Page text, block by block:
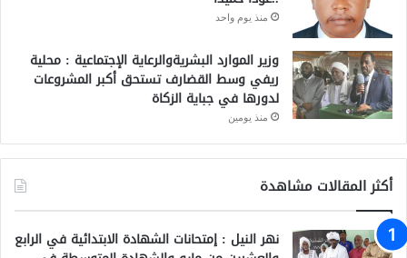
منذ يوم واحد
وزير الموارد البشريةوالرعاية الإجتماعية : محلية
ريفي وسط القضارف تستحق أكبر المشروعات
لدورها في جباية الزكاة
منذ يومين
أكثر المقالات مشاهدة
نهر النيل : إمتحانات الشهادة الابتدائية في الرابع